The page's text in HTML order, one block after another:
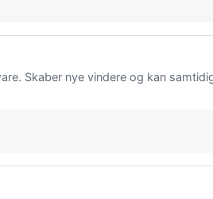
Skaber nye vindere og kan